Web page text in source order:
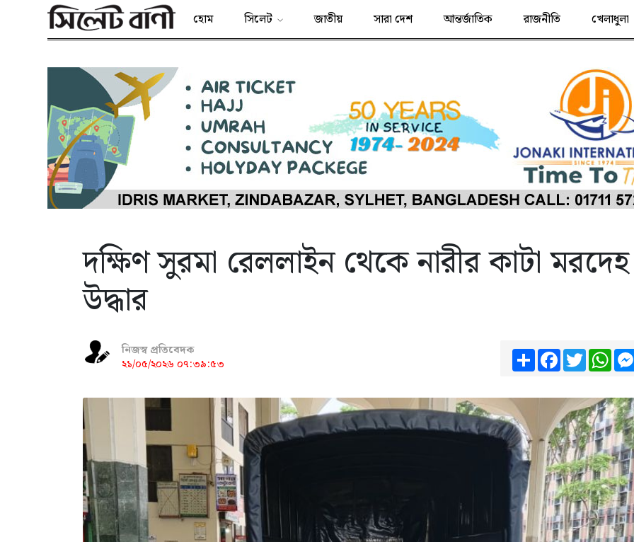
হোম সিলেট জাতীয় সারা দেশ আন্তর্জাতিক রাজনীতি খেলাধুলা
দক্ষিণ সুরমা রেললাইন থেকে নারীর কাটা মরদেহ
উদ্ধার
নিজস্ব প্রতিবেদক
২১/০৫/২০২৬ ০৭:৩৯:৫৩
ShareFacebook
Twitter